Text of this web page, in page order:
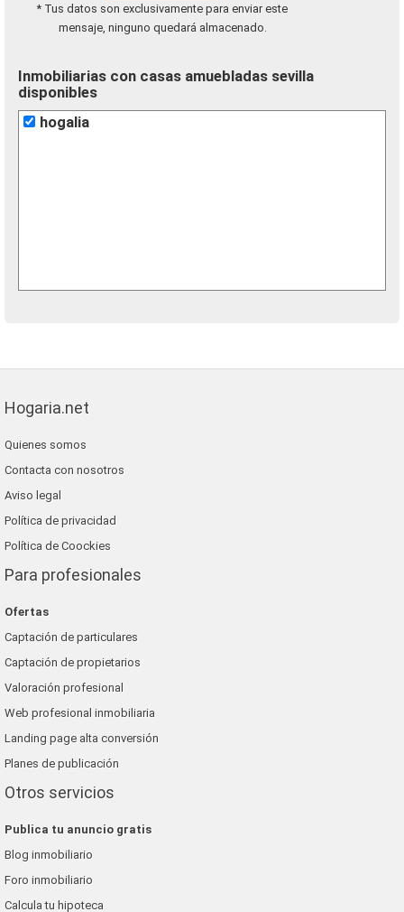
* Tus datos son exclusivamente para enviar este
mensaje, ninguno quedará almacenado.
Inmobiliarias con casas amuebladas sevilla
disponibles
hogalia
Hogaria.net
Quienes somos
Contacta con nosotros
Aviso legal
Política de privacidad
Política de Coockies
Para profesionales
Ofertas
Captación de particulares
Captación de propietarios
Valoración profesional
Web profesional inmobiliaria
Landing page alta conversión
Planes de publicación
Otros servicios
Publica tu anuncio gratis
Blog inmobiliario
Foro inmobiliario
Calcula tu hipoteca